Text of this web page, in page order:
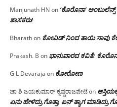
Manjunath HN on ‘ಕೊರೊನಾ’
ಶಾಸಕರು!
Bharathon ಕೋವಿಡ್ ನಿಂದ ತಾಯಿ ಸಾವು
Prakash. B on ಭಾನುವಾರದ ಕವಿತೆ:
G L Devaraja on ಕೋರೋಣ
ಚಾ ಶಿ ಜಯಕುಮಾರ್ ಕೃಷ್ಣರಾಜಪೇಟೆon
ಏನು ಹೇಳಿದ್ರು ಗೊತ್ತಾ, ಏನ್ ತ್ಯಾಗ ಮಾಡಿದ್ರು